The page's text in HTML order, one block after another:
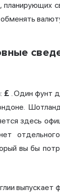
планирующих
£ . Один фунт
здесь
вы бы
выпускает